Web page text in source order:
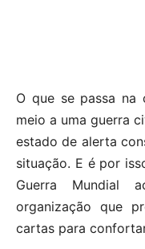
O que se passa na
meio a uma guerra
estado de alerta
situação. E é por
Guerra Mundial
organização que
cartas para